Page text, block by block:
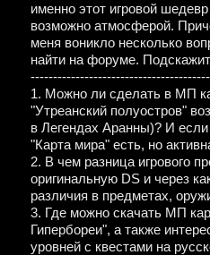
именно этот игровой
возможно атмосферой.
меня воникло несколько
найти на форуме.
1. Можно ли сделать в МП
"Утреанский полуостров"
в Легендах Аранны)? И если
"Карта мира" есть, но
2. В чем разница игрового
оригинальную DS и через
различия в предметах,
3. Где можно скачать МП
Гипербореи", а также
уровней с квестами на